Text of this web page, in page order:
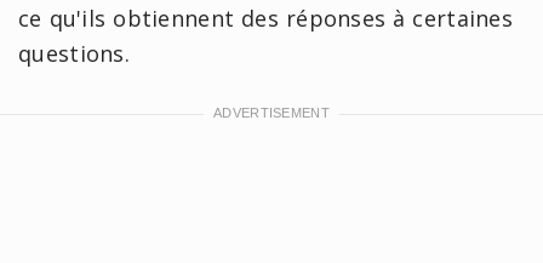
ce qu'ils obtiennent des réponses à certaines
questions.